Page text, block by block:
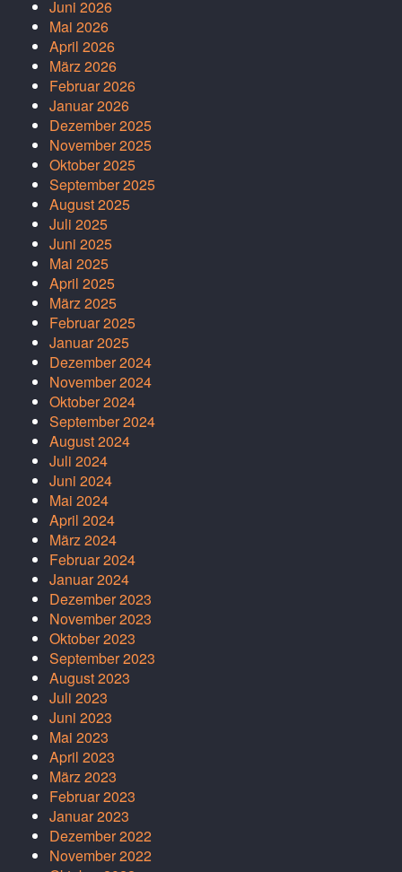
Juni 2026
Mai 2026
April 2026
März 2026
Februar 2026
Januar 2026
Dezember 2025
November 2025
Oktober 2025
September 2025
August 2025
Juli 2025
Juni 2025
Mai 2025
April 2025
März 2025
Februar 2025
Januar 2025
Dezember 2024
November 2024
Oktober 2024
September 2024
August 2024
Juli 2024
Juni 2024
Mai 2024
April 2024
März 2024
Februar 2024
Januar 2024
Dezember 2023
November 2023
Oktober 2023
September 2023
August 2023
Juli 2023
Juni 2023
Mai 2023
April 2023
März 2023
Februar 2023
Januar 2023
Dezember 2022
November 2022